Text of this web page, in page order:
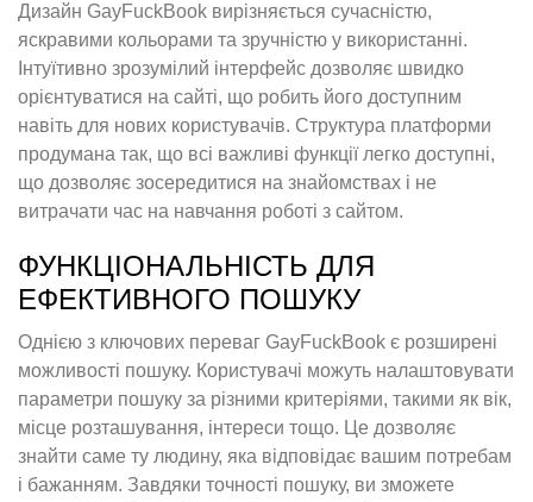
Дизайн GayFuckBook вирізняється сучасністю,
яскравими кольорами та зручністю у використанні.
Інтуїтивно зрозумілий інтерфейс дозволяє швидко
орієнтуватися на сайті, що робить його доступним
навіть для нових користувачів. Структура платформи
продумана так, що всі важливі функції легко доступні,
що дозволяє зосередитися на знайомствах і не
витрачати час на навчання роботі з сайтом.
ФУНКЦІОНАЛЬНІСТЬ ДЛЯ
ЕФЕКТИВНОГО ПОШУКУ
Однією з ключових переваг GayFuckBook є розширені
можливості пошуку. Користувачі можуть налаштовувати
параметри пошуку за різними критеріями, такими як вік,
місце розташування, інтереси тощо. Це дозволяє
знайти саме ту людину, яка відповідає вашим потребам
і бажанням. Завдяки точності пошуку, ви зможете